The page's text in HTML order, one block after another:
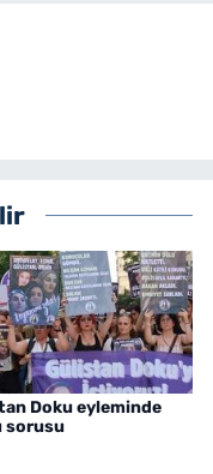
Doku eyleminde
sorusu